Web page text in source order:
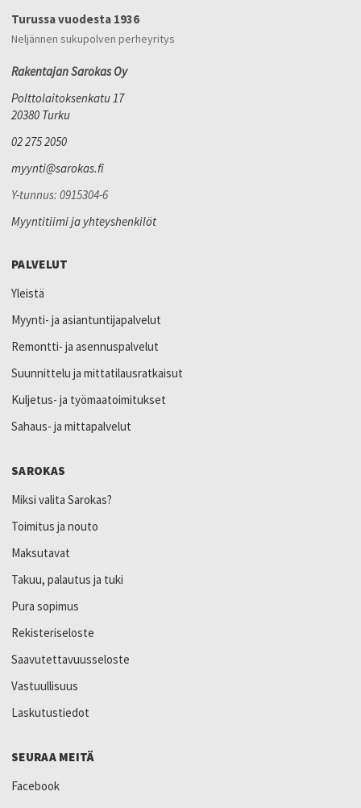
Turussa vuodesta 1936
Neljännen sukupolven perheyritys
Rakentajan Sarokas Oy
Polttolaitoksenkatu 17
20380 Turku
02 275 2050
myynti@sarokas.fi
Y-tunnus: 0915304-6
Myyntitiimi ja yhteyshenkilöt
PALVELUT
Yleistä
Myynti- ja asiantuntijapalvelut
Remontti- ja asennuspalvelut
Suunnittelu ja mittatilausratkaisut
Kuljetus- ja työmaatoimitukset
Sahaus- ja mittapalvelut
SAROKAS
Miksi valita Sarokas?
Toimitus ja nouto
Maksutavat
Takuu, palautus ja tuki
Pura sopimus
Rekisteriseloste
Saavutettavuusseloste
Vastuullisuus
Laskutustiedot
SEURAA MEITÄ
Facebook